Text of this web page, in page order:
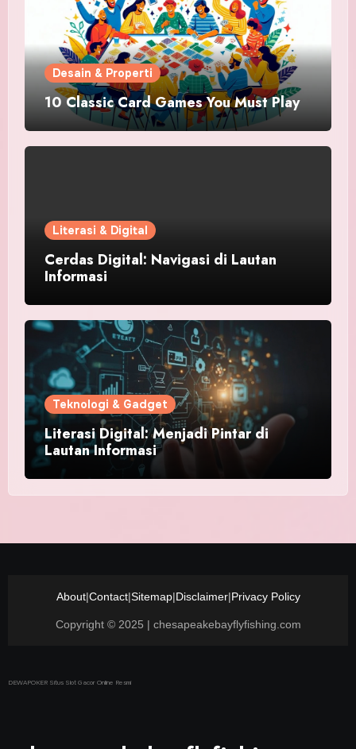
Desain & Properti
10 Classic Card Games You Must Play
Literasi & Digital
Cerdas Digital: Navigasi di Lautan
Informasi
Teknologi & Gadget
Literasi Digital: Menjadi Pintar di
Lautan Informasi
About|Contact|Sitemap|Disclaimer|Privacy Policy
Copyright © 2025 | chesapeakebayflyfishing.com
DEWAPOKER Situs Slot Gacor Online Resmi